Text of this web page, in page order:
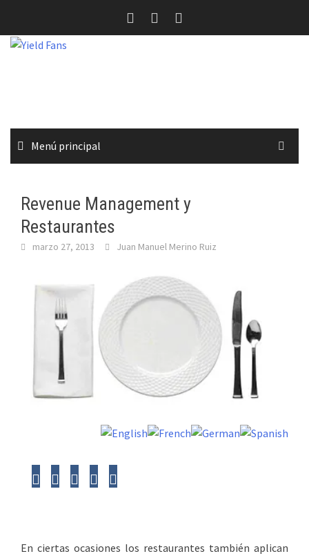
contenido
Menú principal
Revenue Management y
Restaurantes
marzo 27, 2013 Juan Manuel Merino Ruiz
En ciertas ocasiones los restaurantes también aplican